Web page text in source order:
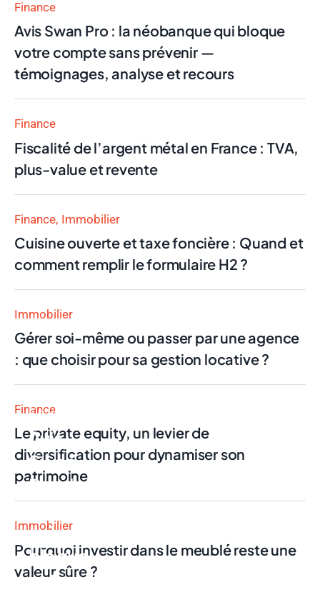
Finance
Avis Swan Pro : la néobanque qui bloque
votre compte sans prévenir —
témoignages, analyse et recours
Finance
Fiscalité de l’argent métal en France : TVA,
plus-value et revente
Finance Immobilier
Cuisine ouverte et taxe foncière : Quand et
comment remplir le formulaire H2 ?
Immobilier
Gérer soi-même ou passer par une agence
: que choisir pour sa gestion locative ?
Finance
Le private equity, un levier de
diversification pour dynamiser son
patrimoine
Immobilier
Pourquoi investir dans le meublé reste une
valeur sûre ?
Finance
Avis
Swan
Pro : la
néobanque
qui
bloque
votre